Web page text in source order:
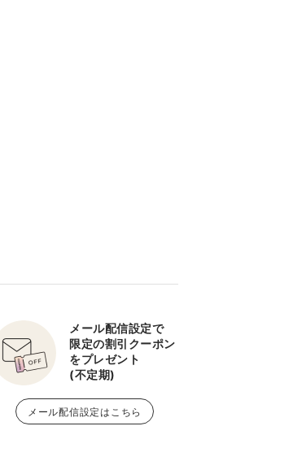
メール配信設定で
限定の割引クーポン
をプレゼント
(不定期)
メール配信設定はこちら